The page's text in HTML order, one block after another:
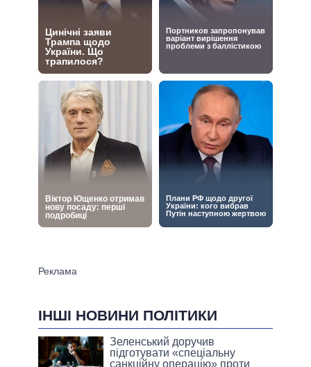
ІНШІ НОВИНИ ПОЛІТИКИ
Зеленський доручив
підготувати «спеціальну
санкційну операцію» проти